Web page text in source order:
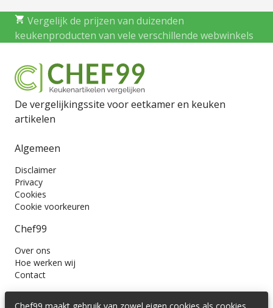
Vergelijk de prijzen van duizenden
keukenproducten van vele verschillende webwinkels
De vergelijkingssite voor eetkamer en keuken
artikelen
Algemeen
Disclaimer
Privacy
Cookies
Cookie voorkeuren
Chef99
Over ons
Hoe werken wij
Contact